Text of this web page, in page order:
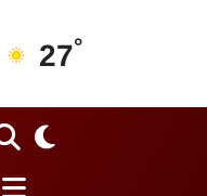
27°